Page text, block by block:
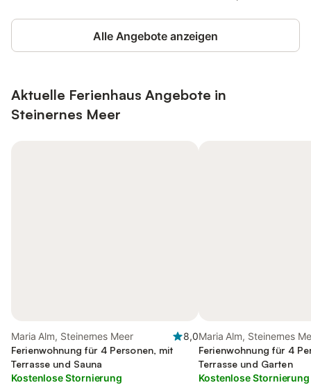
Alle Angebote anzeigen
Aktuelle Ferienhaus Angebote in
Steinernes Meer
Maria Alm, Steinernes Meer
8,0
Ferienwohnung für 4 Personen, mit
Terrasse und Sauna
Kostenlose Stornierung
Maria Alm, Steinernes
Ferienwohnung für 4
Terrasse und Garten
Kostenlose Stornierung